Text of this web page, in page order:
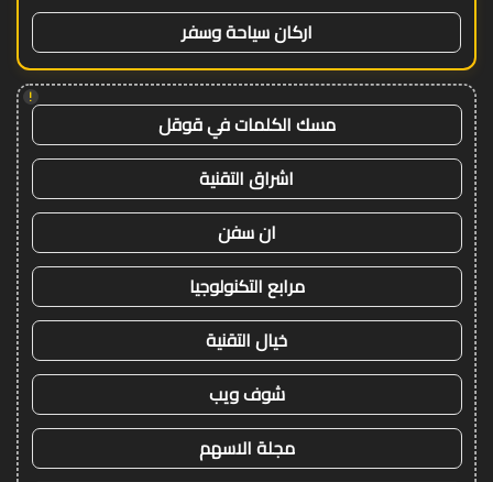
اركان سياحة وسفر
!
مسك الكلمات في قوقل
اشراق التقنية
ان سفن
مرابع التكنولوجيا
خيال التقنية
شوف ويب
مجلة الاسهم